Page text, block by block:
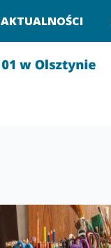
AKTUALNOŚCI